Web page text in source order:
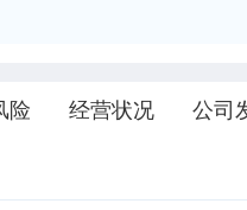
险 经营状况 公司